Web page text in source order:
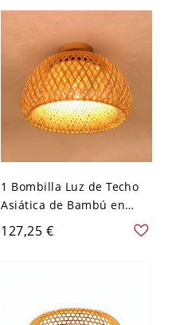
1 Bombilla Luz de Techo
Asiática de Bambú en
Amarillo Semi Plafón de
Domo para Comedor -
127,25 €